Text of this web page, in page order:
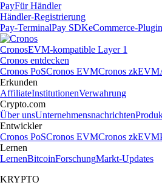
PayFür Händler
Händler-Registrierung
Pay-TerminalPay SDKeCommerce-
CronosEVM-kompatible Layer 1
Cronos entdecken
Cronos PoSCronos EVMCronos zkEVM
Erkunden
AffiliateInstitutionenVerwahrung
Crypto.com
Über unsUnternehmensnachrichten
Entwickler
Cronos PoSCronos EVMCronos zkEVM
Lernen
LernenBitcoinForschungMarkt-Updates
KRYPTO